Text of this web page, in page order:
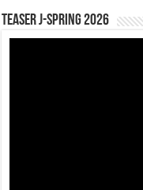
Teaser J-Spring 2026